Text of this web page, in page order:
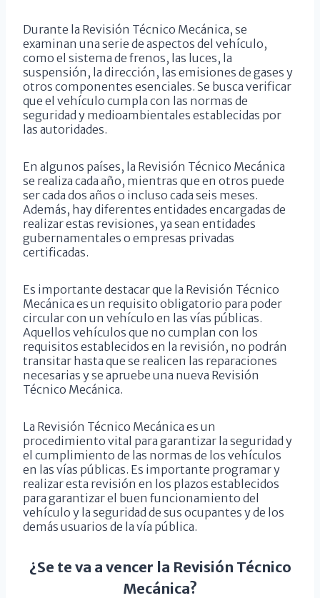
Durante la Revisión Técnico Mecánica, se
examinan una serie de aspectos del vehículo,
como el sistema de frenos, las luces, la
suspensión, la dirección, las emisiones de gases y
otros componentes esenciales. Se busca verificar
que el vehículo cumpla con las normas de
seguridad y medioambientales establecidas por
las autoridades.
En algunos países, la Revisión Técnico Mecánica
se realiza cada año, mientras que en otros puede
ser cada dos años o incluso cada seis meses.
Además, hay diferentes entidades encargadas de
realizar estas revisiones, ya sean entidades
gubernamentales o empresas privadas
certificadas.
Es importante destacar que la Revisión Técnico
Mecánica es un requisito obligatorio para poder
circular con un vehículo en las vías públicas.
Aquellos vehículos que no cumplan con los
requisitos establecidos en la revisión, no podrán
transitar hasta que se realicen las reparaciones
necesarias y se apruebe una nueva Revisión
Técnico Mecánica.
La Revisión Técnico Mecánica es un
procedimiento vital para garantizar la seguridad y
el cumplimiento de las normas de los vehículos
en las vías públicas. Es importante programar y
realizar esta revisión en los plazos establecidos
para garantizar el buen funcionamiento del
vehículo y la seguridad de sus ocupantes y de los
demás usuarios de la vía pública.
¿Se te va a vencer la Revisión Técnico
Mecánica?